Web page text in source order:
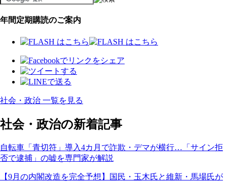
年間定期購読のご案内
社会・政治 一覧を見る
社会・政治の新着記事
自転車「青切符」導入4カ月で詐欺・デマが横行…「サイン拒
否で逮捕」の嘘を専門家が解説
【9月の内閣改造を完全予想】国民・玉木氏と維新・馬場氏が